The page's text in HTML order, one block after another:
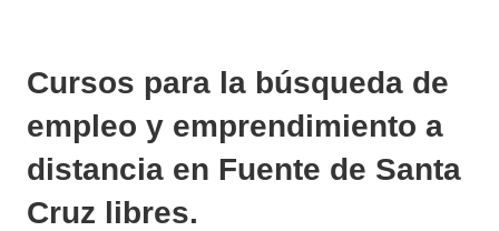
Cursos para la búsqueda de
empleo y emprendimiento a
distancia en Fuente de Santa
Cruz libres.